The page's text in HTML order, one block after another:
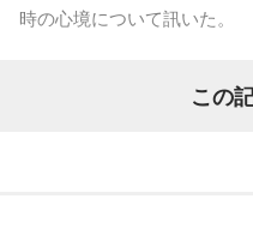
ジルは対戦相手が決まった
時の心境について訊いた。
――1軍デビューを果たした
しい成績だったかと思いま
この